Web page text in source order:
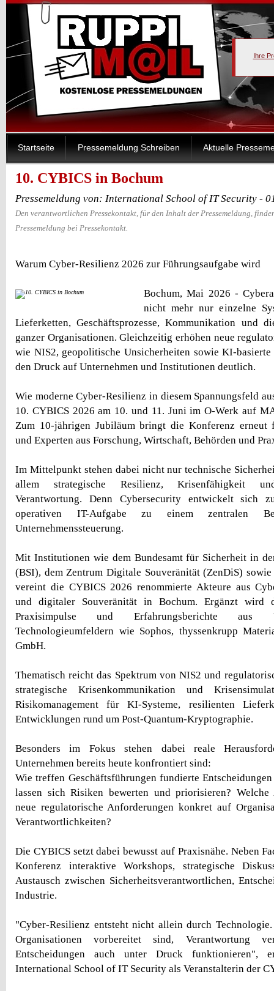
Ihre
Startseite Pressemeldung Schreiben Aktuelle
10. CYBICS in Bochum
Pressemeldung von: International School of IT Security -
Den verantwortlichen Pressekontakt, für den Inhalt der Pressemeldung,
Pressemeldung bei Pressekontakt.
Warum Cyber-Resilienz 2026 zur Führungsaufgabe wird
Bochum, Mai 2026 -
nicht mehr nur einzelne
Lieferketten, Geschäftsprozesse, Kommunikation und
ganzer Organisationen. Gleichzeitig erhöhen neue
wie NIS2, geopolitische Unsicherheiten sowie KI-basierte
den Druck auf Unternehmen und Institutionen deutlich.
Wie moderne Cyber-Resilienz in diesem Spannungsfeld
10. CYBICS 2026 am 10. und 11. Juni im O-Werk auf
Zum 10-jährigen Jubiläum bringt die Konferenz erneut
und Experten aus Forschung, Wirtschaft, Behörden und
Im Mittelpunkt stehen dabei nicht nur technische
allem strategische Resilienz, Krisenfähigkeit
Verantwortung. Denn Cybersecurity entwickelt sich
operativen IT-Aufgabe zu einem zentralen
Unternehmenssteuerung.
Mit Institutionen wie dem Bundesamt für Sicherheit in
(BSI), dem Zentrum Digitale Souveränität (ZenDiS)
vereint die CYBICS 2026 renommierte Akteure aus
und digitaler Souveränität in Bochum. Ergänzt wird
Praxisimpulse und Erfahrungsberichte aus
Technologieumfeldern wie Sophos, thyssenkrupp
GmbH.
Thematisch reicht das Spektrum von NIS2 und
strategische Krisenkommunikation und
Risikomanagement für KI-Systeme, resilienten
Entwicklungen rund um Post-Quantum-Kryptographie.
Besonders im Fokus stehen dabei reale
Unternehmen bereits heute konfrontiert sind:
Wie treffen Geschäftsführungen fundierte
lassen sich Risiken bewerten und priorisieren? Welche
neue regulatorische Anforderungen konkret auf
Verantwortlichkeiten?
Die CYBICS setzt dabei bewusst auf Praxisnähe. Neben
Konferenz interaktive Workshops, strategische
Austausch zwischen Sicherheitsverantwortlichen,
Industrie.
"Cyber-Resilienz entsteht nicht allein durch
Organisationen vorbereitet sind, Verantwortung
Entscheidungen auch unter Druck
International School of IT Security als Veranstalterin der